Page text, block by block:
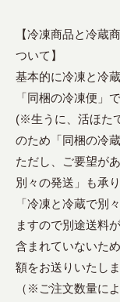
【冷凍商品と冷蔵
ついて】
基本的に冷凍と冷
「同梱の冷凍便」
(※生うに、活ほた
のため「同梱の冷
ただし、ご要望が
別々の発送」も承
「冷凍と冷蔵で別
ますので別途送料
含まれていないた
額をお送りいたしま
（※ご注文数量に